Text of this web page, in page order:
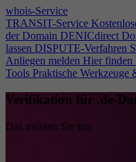
whois-Service
TRANSIT-Service
der Domain DENICdirect
lassen DISPUTE-Verfahren
Anliegen melden Hier finden
Tools Praktische Werkzeuge
Verifikation für .de-
Das müssen Sie tun